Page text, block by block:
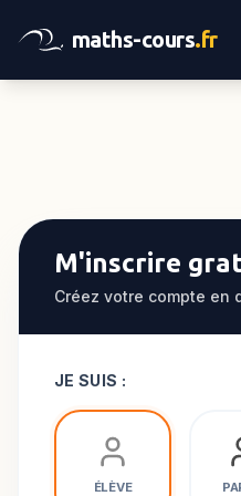
maths-cours.fr
M'inscrire
Créez votre compte en
JE SUIS :
ÉLÈVE